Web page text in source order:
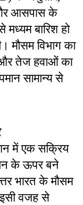
आसपास के
मध्यम बारिश हो
मौसम विभाग का
तेज हवाओं का
सामान्य से
में एक सक्रिय
के ऊपर बने
भारत के मौसम
वजह से